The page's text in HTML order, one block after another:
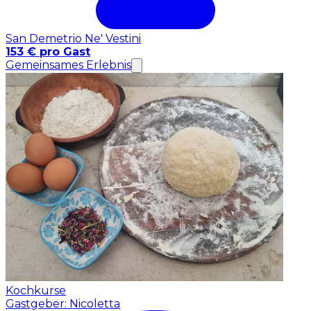
San Demetrio Ne' Vestini
153 € pro Gast
Gemeinsames Erlebnis
Kochkurse
Gastgeber: Nicoletta